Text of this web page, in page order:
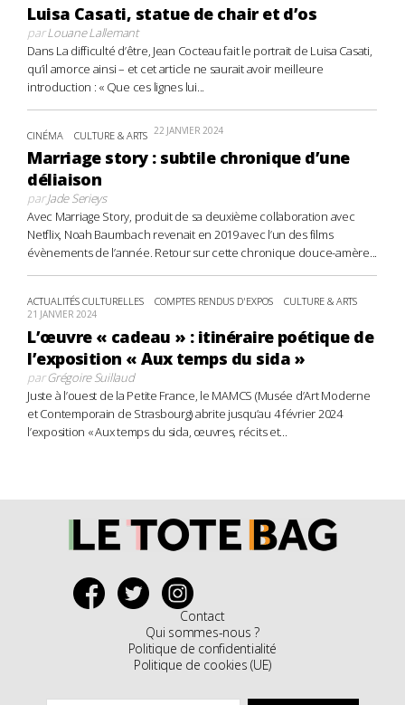
Luisa Casati, statue de chair et d’os
parLouane Lallemant
Dans La difficulté d’être, Jean Cocteau fait le portrait de Luisa Casati,
qu’il amorce ainsi – et cet article ne saurait avoir meilleure
introduction : « Que ces lignes lui...
CINÉMA CULTURE & ARTS 22 JANVIER 2024
Marriage story : subtile chronique d’une
déliaison
parJade Serieys
Avec Marriage Story, produit de sa deuxième collaboration avec
Netflix, Noah Baumbach revenait en 2019 avec l’un des films
évènements de l’année. Retour sur cette chronique douce-amère...
ACTUALITÉS CULTURELLES COMPTES RENDUS D'EXPOS CULTURE & ARTS
21 JANVIER 2024
L’œuvre « cadeau » : itinéraire poétique de
l’exposition « Aux temps du sida »
parGrégoire Suillaud
Juste à l’ouest de la Petite France, le MAMCS (Musée d’Art Moderne
et Contemporain de Strasbourg) abrite jusqu’au 4 février 2024
l’exposition « Aux temps du sida, œuvres, récits et...
Contact
Qui sommes-nous ?
Politique de confidentialité
Politique de cookies (UE)